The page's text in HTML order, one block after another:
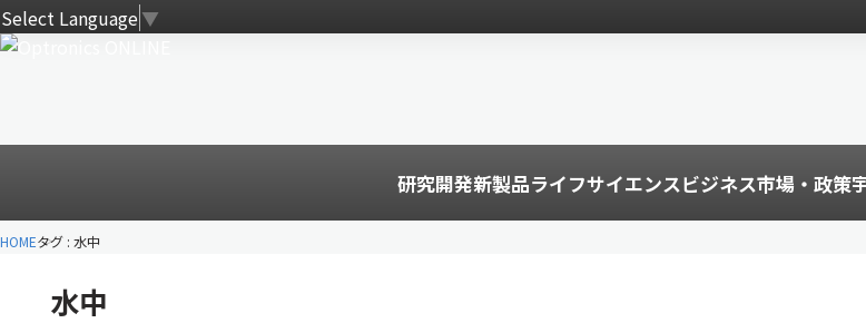
Select Language▼
研究開発新製品ライフサイエンスビジネス市場・政策
HOMEタグ : 水中
水中